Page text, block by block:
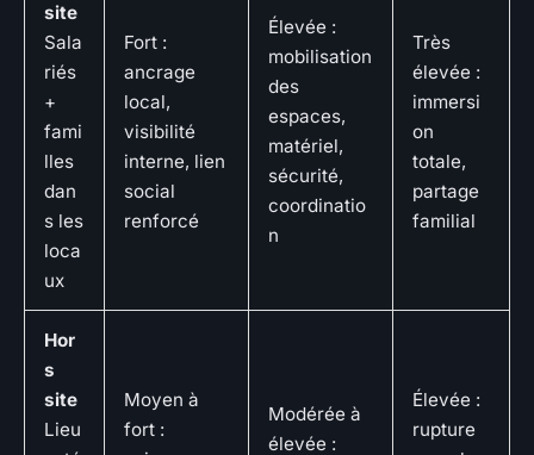
site
Sala
riés
+
fami
lles
dan
s les
loca
ux
Fort :
ancrage
local,
visibilité
interne, lien
social
renforcé
Élevée :
mobilisation
des
espaces,
matériel,
sécurité,
coordinatio
n
Très
élevée :
immersi
on
totale,
partage
familial
Hor
s
site
Lieu
Moyen à
fort :
Modérée à
élevée :
Élevée :
rupture